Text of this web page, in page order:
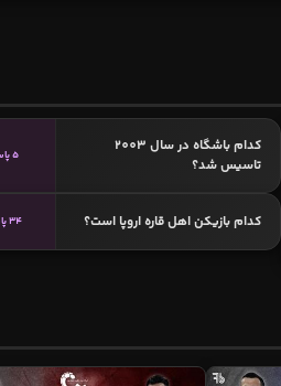
کدام باشگاه در سال 2003
تاسیس شد؟
5 پاسخ
کدام بازیکن اهل قاره اروپا است؟ 34 پاسخ